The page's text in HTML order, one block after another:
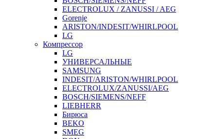
ELECTROLUX / ZANUSSI / AEG
Gorenje
ARISTON/INDESIT/WHIRLPOOL
LG
Компрессор
LG
УНИВЕРСАЛЬНЫЕ
SAMSUNG
INDESIT/ARISTON/WHIRLPOOL
ELECTROLUX/ZANUSSI/AEG
BOSCH/SIEMENS/NEFF
LIEBHERR
Бирюса
BEKO
SMEG